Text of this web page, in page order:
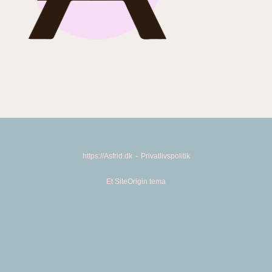
https://Asfrid.dk Privatlivspolitik
Et SiteOrigin tema